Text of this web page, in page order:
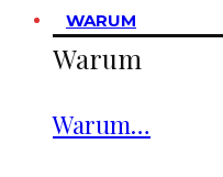
WARUM
Warum
Warum…